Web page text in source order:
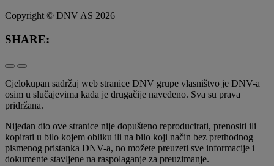
Copyright © DNV AS 2026
SHARE:
Cjelokupan sadržaj web stranice DNV grupe vlasništvo je DNV-a
osim u slučajevima kada je drugačije navedeno. Sva su prava
pridržana.
Nijedan dio ove stranice nije dopušteno reproducirati, prenositi ili
kopirati u bilo kojem obliku ili na bilo koji način bez prethodnog
pismenog pristanka DNV-a, no možete preuzeti sve informacije i
dokumente stavljene na raspolaganje za preuzimanje.